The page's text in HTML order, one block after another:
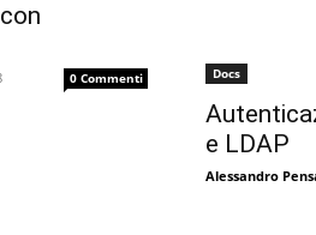
0 Commenti Docs
e LDAP
Alessandro